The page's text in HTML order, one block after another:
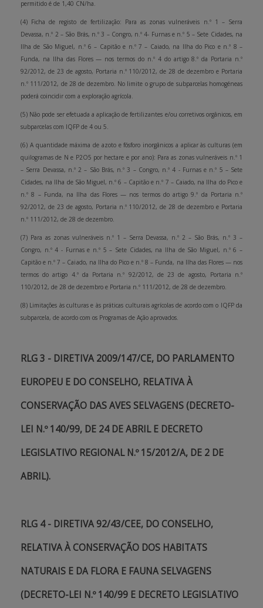
permitido é de 1,40 CN/ha.
(4) Ficha de registo de fertilização: Para as zonas vulneráveis n.º 1 – Serra
Devassa, n.º 2 – São Brás, n.º 3 – Congro, n.º 4- Furnas e n.º 5 – Sete Cidades, na
Ilha de São Miguel, n.º 6 – Capitão e n.º 7 – Caiado, na Ilha do Pico e n.º 8 –
Funda, na Ilha das Flores — nos termos do n.º 4 do artigo 8.º da Portaria n.º
92/2012, de 23 de agosto, Portaria n.º 110/2012, de 28 de dezembro e Portaria
n.º 111/2012, de 28 de dezembro. No limite o grupo de subparcelas homogéneas
poderá coincidir com a exploração agrícola.
(5) Não pode ser efetuada a aplicação de fertilizantes e/ou corretivos orgânicos, em
subparcelas com IQFP de 4 ou 5.
(6) A quantidade máxima de azoto e fósforo inorgânicos a aplicar às culturas (em
quilogramas de N e P2O5 por hectare e por ano): Para as zonas vulneráveis n.º 1
– Serra Devassa, n.º 2 – São Brás, n.º 3 – Congro, n.º 4 - Furnas e n.º 5 – Sete
Cidades, na Ilha de São Miguel, n.º 6 – Capitão e n.º 7 – Caiado, na Ilha do Pico e
n.º 8 – Funda, na Ilha das Flores — nos termos do artigo 9.º da Portaria n.º
92/2012, de 23 de agosto, Portaria n.º 110/2012, de 28 de dezembro e Portaria
n.º 111/2012, de 28 de dezembro.
(7) Para as zonas vulneráveis n.º 1 – Serra Devassa, n.º 2 – São Brás, n.º 3 –
Congro, n.º 4 - Furnas e n.º 5 – Sete Cidades, na Ilha de São Miguel, n.º 6 –
Capitão e n.º 7 – Caiado, na Ilha do Pico e n.º 8 – Funda, na Ilha das Flores — nos
termos do artigo 4.º da Portaria n.º 92/2012, de 23 de agosto, Portaria n.º
110/2012, de 28 de dezembro e Portaria n.º 111/2012, de 28 de dezembro.
(8) Limitações às culturas e às práticas culturais agrícolas de acordo com o IQFP da
subparcela, de acordo com os Programas de Ação aprovados.
RLG 3 - DIRETIVA 2009/147/CE, DO PARLAMENTO
EUROPEU E DO CONSELHO, RELATIVA À
CONSERVAÇÃO DAS AVES SELVAGENS (DECRETO-
LEI N.º 140/99, DE 24 DE ABRIL E DECRETO
LEGISLATIVO REGIONAL N.º 15/2012/A, DE 2 DE
ABRIL).
RLG 4 - DIRETIVA 92/43/CEE, DO CONSELHO,
RELATIVA À CONSERVAÇÃO DOS HABITATS
NATURAIS E DA FLORA E FAUNA SELVAGENS
(DECRETO-LEI N.º 140/99 E DECRETO LEGISLATIVO